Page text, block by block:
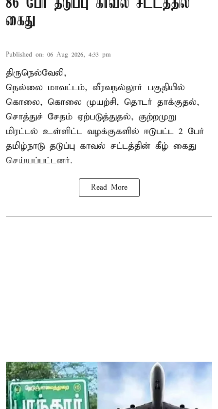
86 பேர் தடுப்பு காவல் சட்டத்தில்
கைது
Published on: 06 Aug 2026, 4:33 pm
திருநெல்வேலி,
நெல்லை மாவட்டம், வீரவநல்லூர் பகுதியில்
கொலை, கொலை முயற்சி, தொடர் தாக்குதல்,
சொத்துச் சேதம் ஏற்படுத்துதல், குற்றமுறு
மிரட்டல் உள்ளிட்ட வழக்குகளில் ஈடுபட்ட 2 பேர்
தமிழ்நாடு தடுப்பு காவல் சட்டத்தின் கீழ் கைது
செய்யப்பட்டனர்.
Read More